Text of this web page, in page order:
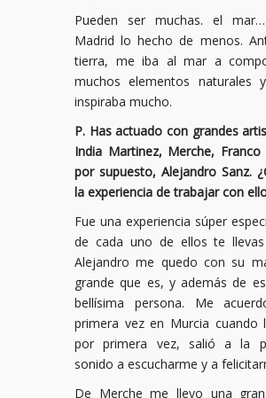
Pueden ser muchas. el
Madrid lo hecho de menos.
tierra, me iba al mar a
muchos elementos naturales
inspiraba mucho.
P. Has actuado con grandes
India Martinez, Merche,
por supuesto, Alejandro Sanz.
la experiencia de trabajar con
Fue una experiencia súper
de cada uno de ellos te
Alejandro me quedo con su
grande que es, y además de
bellísima persona. Me
primera vez en Murcia cuando
por primera vez, salió a la
sonido a escucharme y a
De Merche me llevo una